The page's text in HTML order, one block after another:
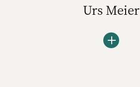
Urs Meier